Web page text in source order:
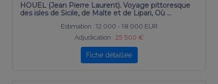
HOUEL (Jean Pierre Laurent). Voyage pittoresque
des isles de Sicile, de Malte et de Lipari, Où …
Estimation : 12 000 - 18 000 EUR
Adjudication : 25 500 €
Fiche détaillée